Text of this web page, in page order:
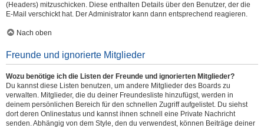
(Headers) mitzuschicken. Diese enthalten Details über den Benutzer, der die
E-Mail verschickt hat. Der Administrator kann dann entsprechend reagieren.
Nach oben
Freunde und ignorierte Mitglieder
Wozu benötige ich die Listen der Freunde und ignorierten Mitglieder?
Du kannst diese Listen benutzen, um andere Mitglieder des Boards zu
verwalten. Mitglieder, die du deiner Freundesliste hinzufügst, werden in
deinem persönlichen Bereich für den schnellen Zugriff aufgelistet. Du siehst
dort deren Onlinestatus und kannst ihnen schnell eine Private Nachricht
senden. Abhängig von dem Style, den du verwendest, können Beiträge deiner